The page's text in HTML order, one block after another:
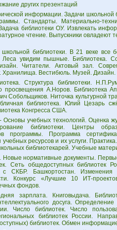
других презентаций
информации. Задачи школьной
Стандарты. Материально-
библиотеки ОУ. Извлекать
чтение. Выпускники овладеют
библиотеки. В 21 веке все
Леса увидим пышные. Библиотека.
Читатели. Актовый зал.
Хранилища. Вестибюль. Музей. Дизайн.
Структура библиотеки.
А.Норов. Библиотека
Собольщиков. Ниточка культурной
библиотека. Юлий Цезарь
Конгресса США.
Основы учебных технологий. Оценка
библиотеки. Центры
программы. Программа
ресурсов и их услуги.
библиотекарей. Учебные
Новые нормативные документы.
Сеть общедоступных библиотек
с СКБР. Башкортостан. Изменения
Конкурс «Лучшие 10 ИТ-
фондов.
зарплата. Книговыдача.
досуга.
Число библиотек. Число
библиотек России.
библиотек. Обмен